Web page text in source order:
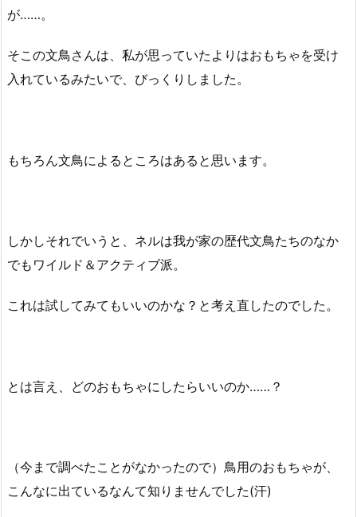
が……。
そこの文鳥さんは、私が思っていたよりはおもちゃを受け
入れているみたいで、びっくりしました。
もちろん文鳥によるところはあると思います。
しかしそれでいうと、ネルは我が家の歴代文鳥たちのなか
でもワイルド＆アクティブ派。
これは試してみてもいいのかな？と考え直したのでした。
とは言え、どのおもちゃにしたらいいのか……？
（今まで調べたことがなかったので）鳥用のおもちゃが、
こんなに出ているなんて知りませんでした(汗)